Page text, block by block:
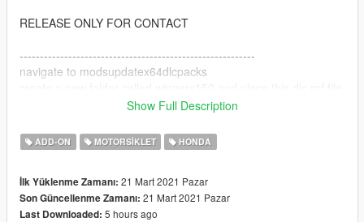
RELEASE ONLY FOR CONTACT
----------------------------------------------------------
navigate to modsupdatex64dlcpacks
Export dlclist.xml from modsupdateupdate.rpfcommondata to
your desktop with OpenIV
end
Import dlclist.xml again to the path mentioned above using
Show Full Description
ADD-ON MOTORSIKLET HONDA
İlk Yüklenme Zamanı: 21 Mart 2021 Pazar
Son Güncellenme Zamanı: 21 Mart 2021 Pazar
Last Downloaded: 5 hours ago